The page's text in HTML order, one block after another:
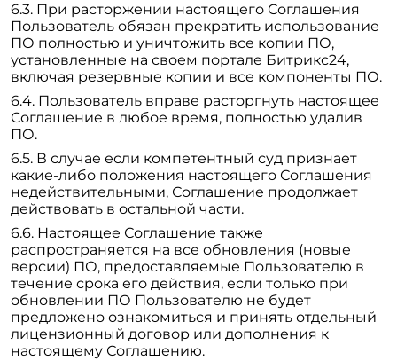
При расторжении настоящего Соглашения
Пользователь обязан прекратить использование
ПО полностью и уничтожить все копии ПО,
установленные на своем портале Битрикс24,
включая резервные копии и все компоненты ПО.
Пользователь вправе расторгнуть настоящее
Соглашение в любое время, полностью удалив
ПО.
В случае если компетентный суд признает
какие-либо положения настоящего Соглашения
недействительными, Соглашение продолжает
действовать в остальной части.
Настоящее Соглашение также
распространяется на все обновления (новые
версии) ПО, предоставляемые Пользователю в
течение срока его действия, если только при
обновлении ПО Пользователю не будет
предложено ознакомиться и принять отдельный
лицензионный договор или дополнения к
настоящему Соглашению.